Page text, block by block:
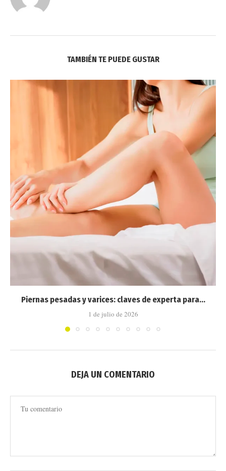
TAMBIÉN TE PUEDE GUSTAR
Piernas pesadas y varices: claves de experta para...
1 de julio de 2026
DEJA UN COMENTARIO